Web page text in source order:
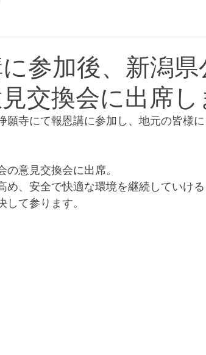
参加後、新潟県
交換会に出席
願寺にて報恩講に参加し、地元の皆様
意見交換会に出席。
め、安全で快適な環境を継続していけ
て参ります。